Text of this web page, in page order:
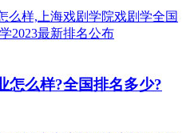
怎么样?全国排名多少?